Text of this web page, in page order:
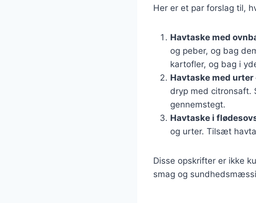
Her er et par forslag til,
Havtaske med
og peber, og bag
kartofler, og bag i
Havtaske med urter
dryp med citronsaft.
gennemstegt.
Havtaske i
og urter. Tilsæt
Disse opskrifter er ikke
smag og